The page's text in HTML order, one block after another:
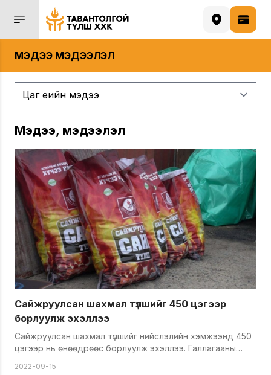
МЭДЭЭ МЭДЭЭЛЭЛ
Мэдээ, мэдээлэл
Сайжруулсан шахмал түлшийг 450 цэгээр
борлуулж эхэллээ
Сайжруулсан шахмал түлшийг нийслэлийн хэмжээнд 450
цэгээр нь өнөөдрөөс борлуулж эхэллээ. Галлагааны
2022-09-15